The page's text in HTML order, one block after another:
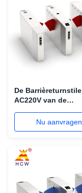
De Barrièreturnstile
AC220V van de
Klep Brede Passage
Nu aanvragen